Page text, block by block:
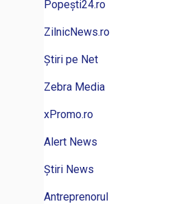
Popești24.ro
ZilnicNews.ro
Știri pe Net
Zebra Media
xPromo.ro
Alert News
Știri News
Antreprenorul